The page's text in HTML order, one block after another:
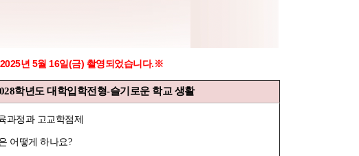
년 5월 16일(금) 촬영되었습니다.※
학년도 대학입학전형-슬기로운 학교 생활
과정과 고교학점제
어떻게 하나요?